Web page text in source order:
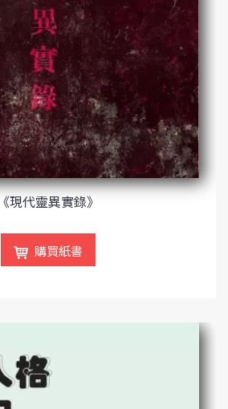
《現代靈異實錄》
購買紙書